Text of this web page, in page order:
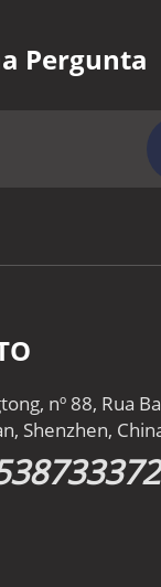
Pergunta
nº 88, Rua
Shenzhen,